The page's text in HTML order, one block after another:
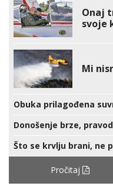
Onaj
svoje
Mi
Obuka prilagođena
Donošenje brze,
Što se krvlju brani, ne
Pročitaj